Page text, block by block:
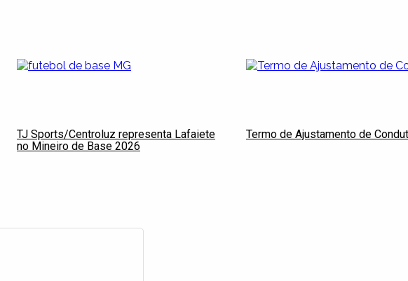
TJ Sports/Centroluz representa Lafaiete
no Mineiro de Base 2026
Termo de Ajustamento de